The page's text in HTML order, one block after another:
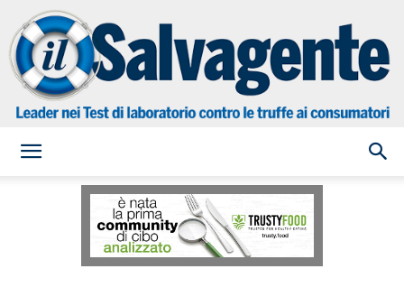
Salvagente